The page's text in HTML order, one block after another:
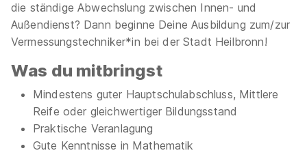
die ständige Abwechslung zwischen Innen- und
Außendienst? Dann beginne Deine Ausbildung zum/zur
Vermessungstechniker*in bei der Stadt Heilbronn!
Was du mitbringst
Mindestens guter Hauptschulabschluss, Mittlere
Reife oder gleichwertiger Bildungsstand
Praktische Veranlagung
Gute Kenntnisse in Mathematik